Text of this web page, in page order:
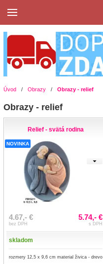
Úvod / Obrazy / Obrazy - relief
Obrazy - relief
Relief - svätá rodina
NOVINKA
4.67,- €
bez DPH
5.74,- €
s DPH
skladom
rozmery 12,5 x 9,6 cm material živica - drevo